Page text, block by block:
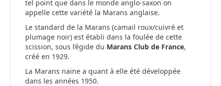
tel point que dans le monde anglo-saxon on
appelle cette variété la Marans anglaise.
Le standard de la Marans (camail roux/cuivré et
plumage noir) est établi dans la foulée de cette
scission, sous l’égide du Marans Club de France,
créé en 1929.
La Marans naine a quant à elle été développée
dans les années 1950.